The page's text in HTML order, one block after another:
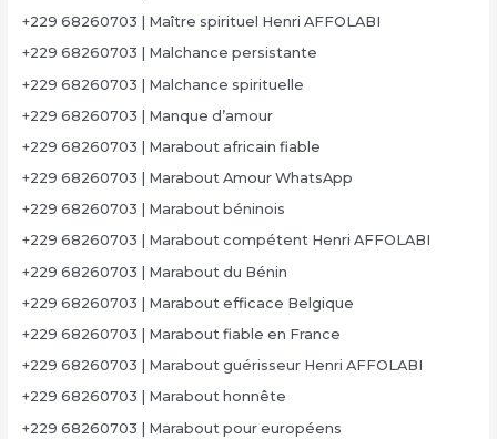
+229 68260703 | Maître spirituel Henri AFFOLABI
+229 68260703 | Malchance persistante
+229 68260703 | Malchance spirituelle
+229 68260703 | Manque d’amour
+229 68260703 | Marabout africain fiable
+229 68260703 | Marabout Amour WhatsApp
+229 68260703 | Marabout béninois
+229 68260703 | Marabout compétent Henri AFFOLABI
+229 68260703 | Marabout du Bénin
+229 68260703 | Marabout efficace Belgique
+229 68260703 | Marabout fiable en France
+229 68260703 | Marabout guérisseur Henri AFFOLABI
+229 68260703 | Marabout honnête
+229 68260703 | Marabout pour européens